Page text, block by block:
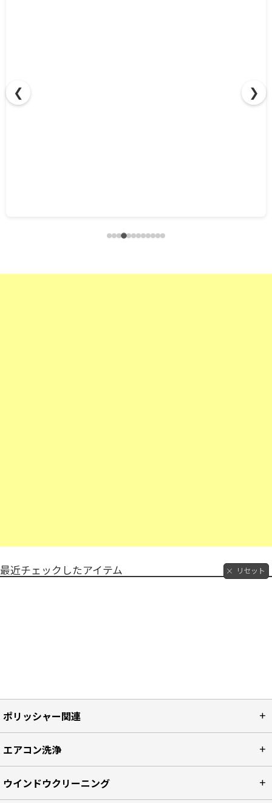
❮ ❯
最近チェックしたアイテム リセット
ポリッシャー関連
エアコン洗浄
ウインドウクリーニング